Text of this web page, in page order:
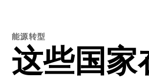
能源转型
这些国家